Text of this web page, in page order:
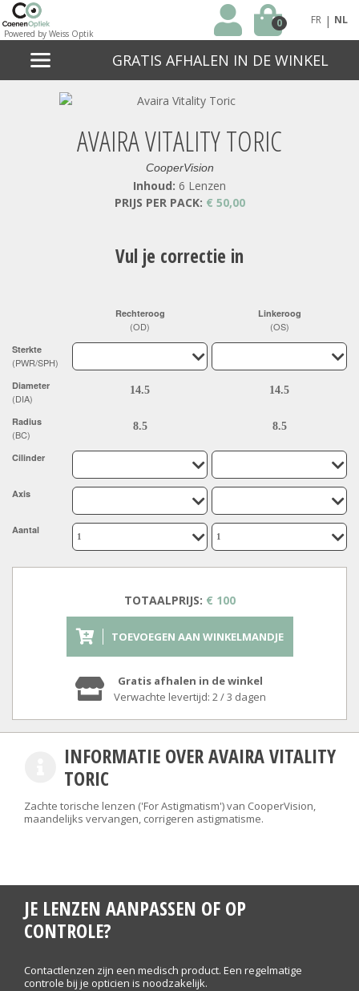
Powered by Weiss Optik
0 FR | NL
GRATIS AFHALEN IN DE WINKEL
AVAIRA VITALITY TORIC
CooperVision
Inhoud: 6 Lenzen
PRIJS PER PACK: € 50,00
Vul je correctie in
Sterkte
(PWR/SPH)
Diameter
(DIA)
Radius
(BC)
Cilinder
Axis
Aantal
Rechteroog
(OD)
Linkeroog
(OS)
TOTAALPRIJS: € 100
TOEVOEGEN AAN WINKELMANDJE
Gratis afhalen in de winkel
Verwachte levertijd: 2 / 3 dagen
INFORMATIE OVER AVAIRA VITALITY
TORIC
Zachte torische lenzen ('For Astigmatism') van CooperVision,
maandelijks vervangen, corrigeren astigmatisme.
JE LENZEN AANPASSEN OF OP
CONTROLE?
Contactlenzen zijn een medisch product. Een regelmatige
controle bij je opticien is noodzakelijk.